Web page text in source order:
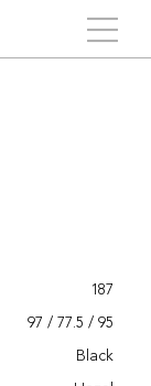
187
97 / 77.5 / 95
Black